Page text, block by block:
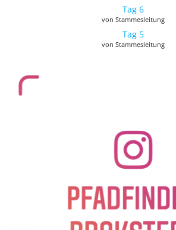
Tag 6
von Stammesleitung
Tag 5
von Stammesleitung